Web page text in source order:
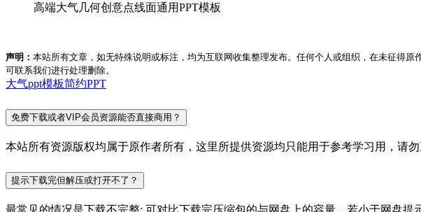
高端大气几何创意点线面通用PPT模板
声明： 本站所有文章，如无特殊说明或标注，均为互联网收集整理发布。任何个人或组织，在未征得
可联系我们进行处理删除。
大气ppt模板简约PPT
免费下载或者VIP会员资源能否直接商用？
本站所有资源版权均属于原作者所有，这里所提供资源均只能用于参考学习用，请
提示下载完但解压或打开不了？
最常见的情况是下载不完整: 可对比下载完压缩包的与网盘上的容量，若小于网盘